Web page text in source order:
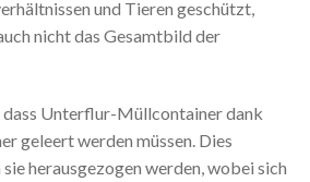
und Tieren geschützt,
nicht das Gesamtbild der
Unterflur-Müllcontainer dank
geleert werden müssen. Dies
herausgezogen werden, wobei sich